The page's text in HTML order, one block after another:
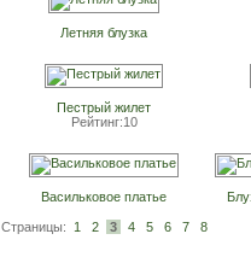
Летняя блузка
Пестрый жилет
Рейтинг:10
Васильковое платье
Страницы: 1 2 3 4 5 6 7 8